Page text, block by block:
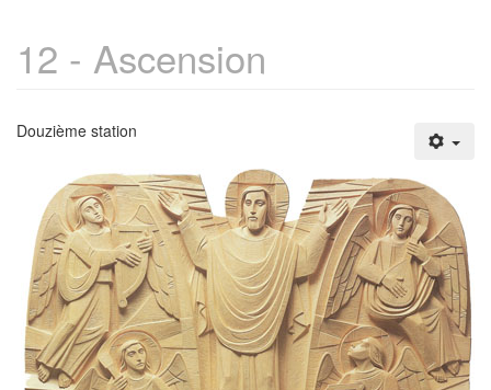
12 - Ascension
Douzième station